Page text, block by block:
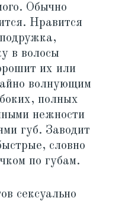
Обычно
Нравится
в волосы
их или
волнующим
полных
нежности
губ. Заводит
словно
по губам.
сексуально